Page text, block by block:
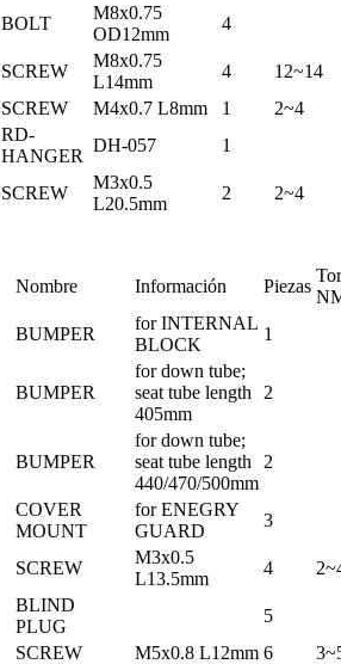
BOLT
M8x0.75
OD12mm
4
SCREW
M8x0.75
L14mm
4
12~14
SCREW M4x0.7 L8mm 1
2~4
RD-
HANGER
DH-057 1
SCREW
M3x0.5
L20.5mm
2
2~4
Nombre Información Piezas
BUMPER
for INTERNAL
BLOCK
1
BUMPER
for down tube;
seat tube length
405mm
2
BUMPER
for down tube;
seat tube length
440/470/500mm
2
COVER
MOUNT
for ENEGRY
GUARD
3
SCREW
M3x0.5
L13.5mm
4
BLIND
PLUG
5
SCREW M5x0.8 L12mm 6